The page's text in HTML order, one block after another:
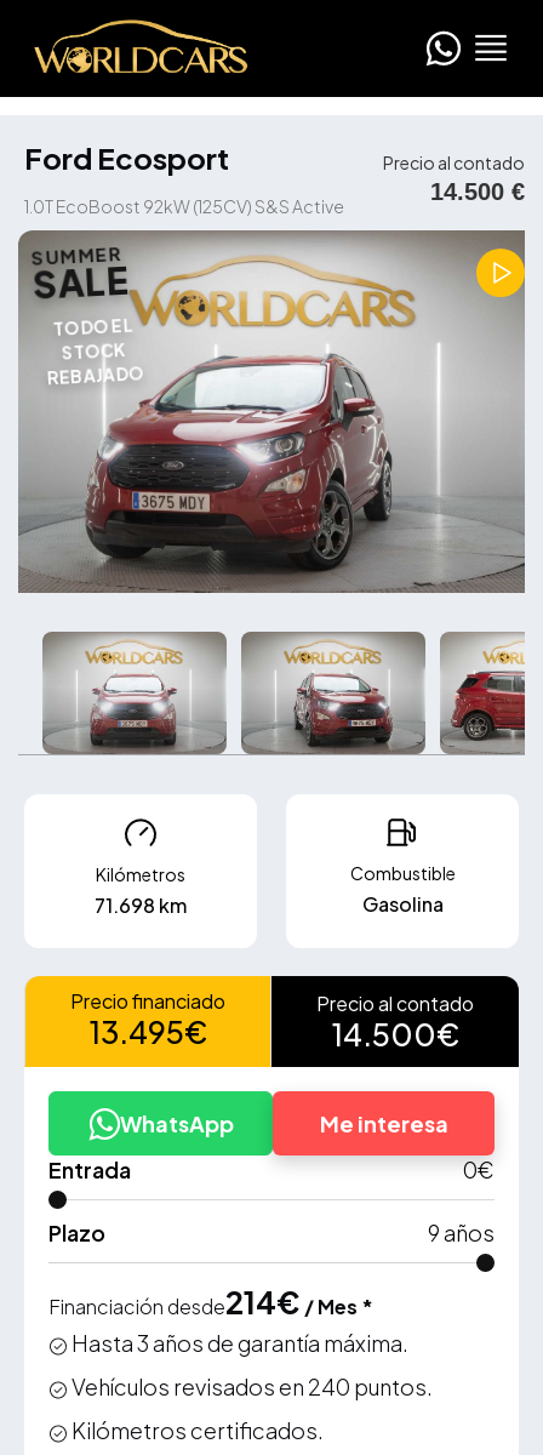
Ford Ecosport
1.0T EcoBoost 92kW (125CV) S&S Active
Precio al contado
14.500 €
SUMMER
SALE
TODO EL
STOCK
REBAJADO
Kilómetros
71.698 km
Combustible
Gasolina
Precio financiado
13.495€
Precio al contado
14.500€
WhatsApp
Me interesa
Entrada
0€
Plazo 9años
Financiación desde214€ / Mes *
Hasta 3 años de garantía máxima.
Vehículos revisados en 240 puntos.
Kilómetros certificados.